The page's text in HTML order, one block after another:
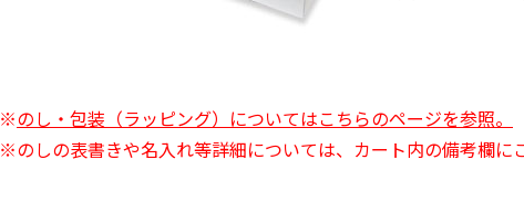
※のし・包装（ラッピング）についてはこちらのページを参照。
※のしの表書きや名入れ等詳細については、カート内の備考欄に